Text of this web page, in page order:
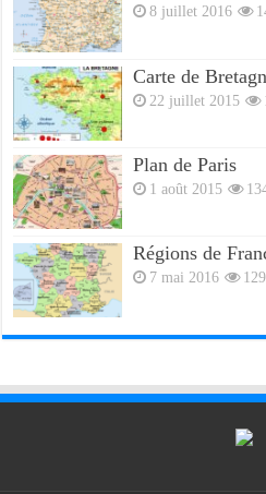
8 juillet 2016
Carte de
22 juillet 2015
Plan de Paris
1 août 2015
Régions de
7 mai 2016